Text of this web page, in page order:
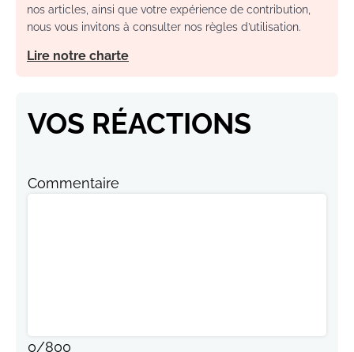
nos articles, ainsi que votre expérience de contribution,
nous vous invitons à consulter nos règles d’utilisation.
Lire notre charte
VOS RÉACTIONS
Commentaire
0/800